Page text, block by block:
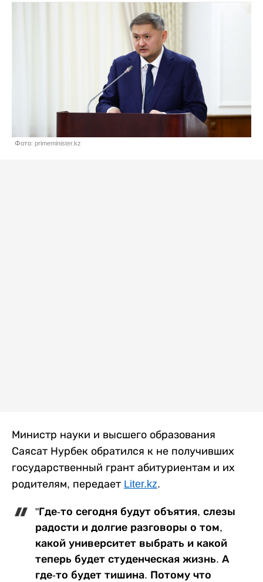
Фото: primeminister.kz
Министр науки и высшего образования
Саясат Нурбек обратился к не получивших
государственный грант абитуриентам и их
родителям, передает Liter.kz.
"Где-то сегодня будут объятия, слезы
радости и долгие разговоры о том,
какой университет выбрать и какой
теперь будет студенческая жизнь. А
где-то будет тишина. Потому что